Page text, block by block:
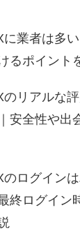
に業者は多
るポイント
のリアルな
安全性や出
のログイン
終ログイン